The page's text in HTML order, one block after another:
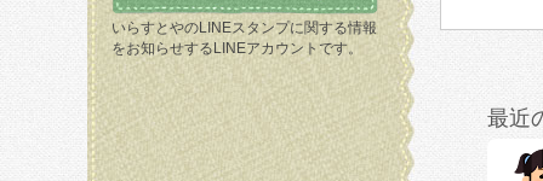
いらすとやのLINEスタンプに関する情報
をお知らせするLINEアカウントです。
最近